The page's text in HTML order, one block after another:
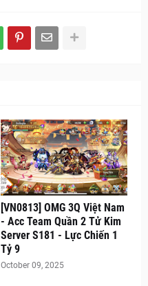
[VN0813] OMG 3Q Việt Nam
- Acc Team Quần 2 Tử Kim
Server S181 - Lực Chiến 1
Tỷ 9
October 09, 2025